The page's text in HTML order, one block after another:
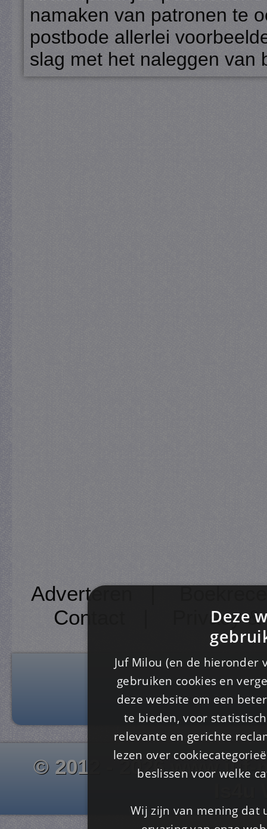
namaken van patronen te
postbode allerlei
slag met het naleggen van
Adverteren|
Contact
Privacy
© 2012 - 2026
Deze
Juf Milou (en de
gebruiken cookies en
deze website om een
te bieden, voor
relevante en gerichte
lezen over
beslissen voor welke
Wij zijn van mening dat